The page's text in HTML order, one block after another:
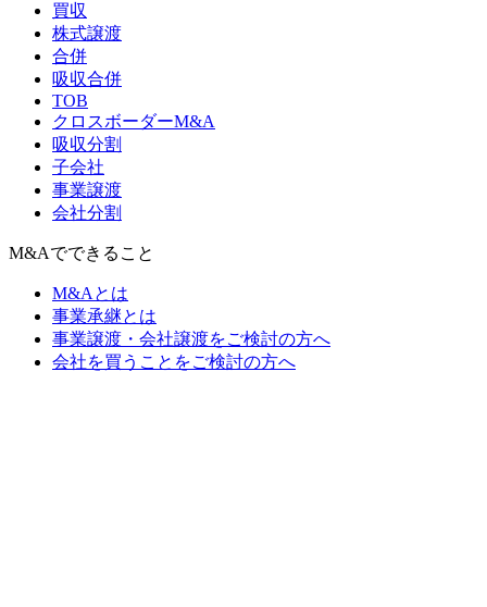
買収
株式譲渡
合併
吸収合併
TOB
クロスボーダーM&A
吸収分割
子会社
事業譲渡
会社分割
M&Aでできること
M&Aとは
事業承継とは
事業譲渡・会社譲渡をご検討の方へ
会社を買うことをご検討の方へ